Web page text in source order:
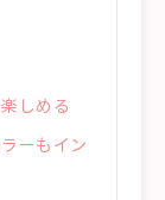
しめる
ーもイン